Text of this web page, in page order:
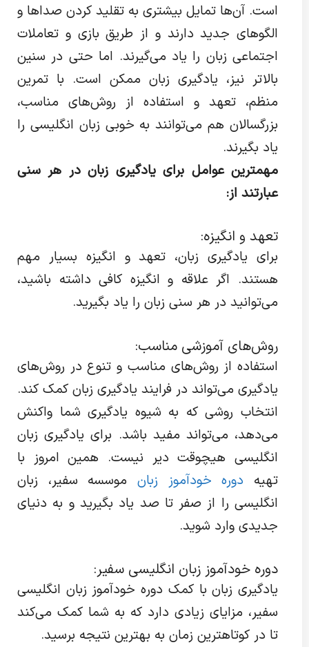
است. آن‌ها تمایل بیشتری به تقلید کردن صداها و
الگوهای جدید دارند و از طریق بازی و تعاملات
اجتماعی زبان را یاد می‌گیرند. اما حتی در سنین
بالاتر نیز، یادگیری زبان ممکن است. با تمرین
منظم، تعهد و استفاده از روش‌های مناسب،
بزرگسالان هم می‌توانند به خوبی زبان انگلیسی را
یاد بگیرند.
مهمترین عوامل برای یادگیری زبان در هر سنی
عبارتند از:
تعهد و انگیزه:
برای یادگیری زبان، تعهد و انگیزه بسیار مهم
هستند. اگر علاقه و انگیزه کافی داشته باشید،
می‌توانید در هر سنی زبان را یاد بگیرید.
روش‌های آموزشی مناسب:
استفاده از روش‌های مناسب و تنوع در روش‌های
یادگیری می‌تواند در فرایند یادگیری زبان کمک کند.
انتخاب روشی که به شیوه یادگیری شما واکنش
می‌دهد، می‌تواند مفید باشد. برای یادگیری زبان
انگلیسی هیچوقت دیر نیست. همین امروز با
تهیه دوره خودآموز زبانموسسه سفیر، زبان
انگلیسی را از صفر تا صد یاد بگیرید و به دنیای
جدیدی وارد شوید.
دوره خودآموز زبان انگلیسی سفیر:
یادگیری زبان با کمک دوره خودآموز زبان انگلیسی
سفیر، مزایای زیادی دارد که به شما کمک می‌کند
تا در کوتاهترین زمان به بهترین نتیجه برسید.